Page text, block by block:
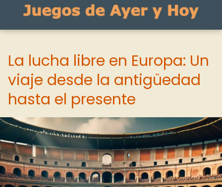
La lucha libre en Europa: Un
viaje desde la antigüedad
hasta el presente